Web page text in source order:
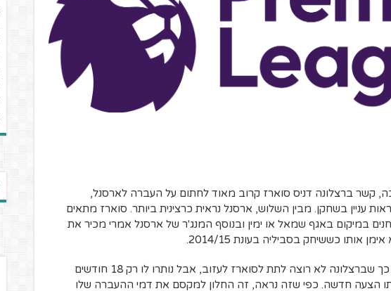
קשר ברצלונה דניס סוארז קרוב מאוד לחתום על העברה לארסנל,
עניין בשחקן. מבין השלוש, ארסנל נראית כרצינית ביותר. סוארז מתאים
במיקום באגף שמאל או ימין ובנוסף המנג'ר של ארסנל אמרי מכיר את
אותו כששיחק בסביליה בעונת 2014/15.
הדיווחים מצביעים על כך שברצלונה לא רוצה לתת לסוארז לעזוב, אבל נותרו לו רק 18 חודשים
הצעה חדשה. כפי שזה נראה, זה החלון למקסם את דמי ההעברה שלו